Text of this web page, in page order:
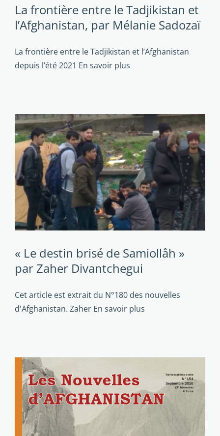
La frontière entre le Tadjikistan et
l’Afghanistan, par Mélanie Sadozaï
La frontière entre le Tadjikistan et l’Afghanistan
depuis l’été 2021 En savoir plus
« Le destin brisé de Samiollâh »
par Zaher Divantchegui
Cet article est extrait du N°180 des nouvelles
d'Afghanistan. Zaher En savoir plus